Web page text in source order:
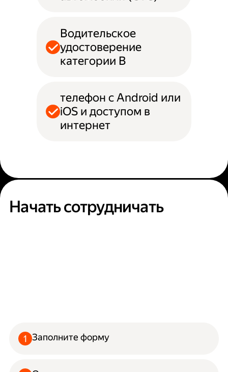
Водительское
удостоверение
категории B
телефон с Android или
iOS и доступом в
интернет
Начать сотрудничать
Заполните форму